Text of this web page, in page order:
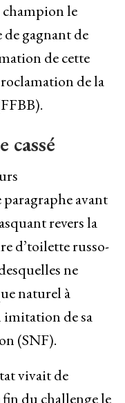
le
gagnant de
de cette
de la
cassé
avant
revers la
d’toilette russo-
ne
naturel à
imitation de sa
(SNF).
vivait de
du challenge le